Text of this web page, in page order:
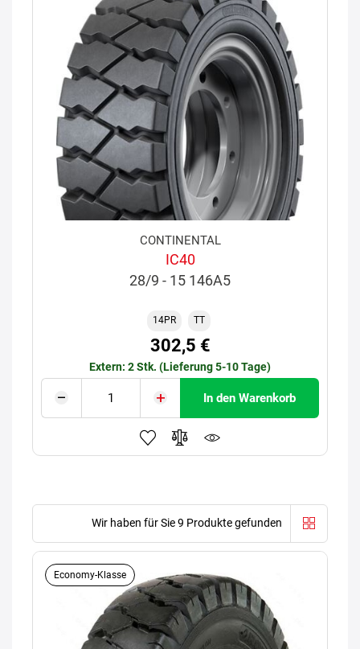
CONTINENTAL
IC40
28/9 - 15 146A5
14PR TT
302,5 €
Extern: 2 Stk. (Lieferung 5-10 Tage)
In den Warenkorb
Wir haben für Sie 9 Produkte gefunden
Economy-Klasse